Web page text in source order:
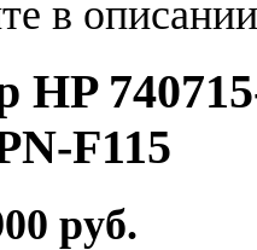
в
HP
F115
руб.